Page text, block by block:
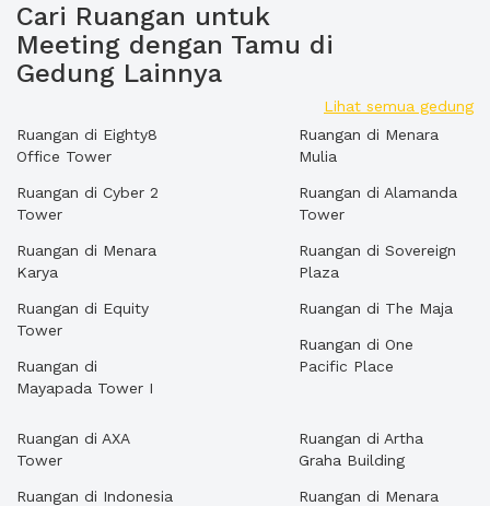
Cari Ruangan untuk
Meeting dengan Tamu di
Gedung Lainnya
Lihat semua gedung
Ruangan di Eighty8
Office Tower
Ruangan di Cyber 2
Tower
Ruangan di Menara
Karya
Ruangan di Equity
Tower
Ruangan di
Mayapada Tower I
Ruangan di Menara
Mulia
Ruangan di Alamanda
Tower
Ruangan di Sovereign
Plaza
Ruangan di The Maja
Ruangan di One
Pacific Place
Ruangan di AXA
Tower
Ruangan di Indonesia
Ruangan di Artha
Graha Building
Ruangan di Menara